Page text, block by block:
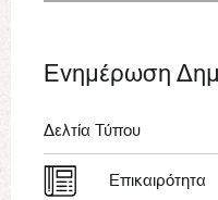
Ενημέρωση
Δελτία Τύπου
Επικαιρότητα